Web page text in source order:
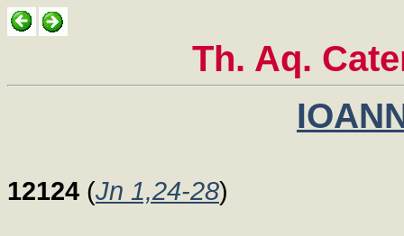
Th. Aq.
12124 (Jn 1,24-28)